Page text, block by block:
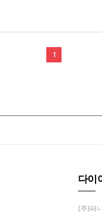
1
다이
(주)퍼